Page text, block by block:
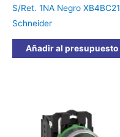
S/Ret. 1NA Negro XB4BC21
Schneider
Añadir al presupuesto